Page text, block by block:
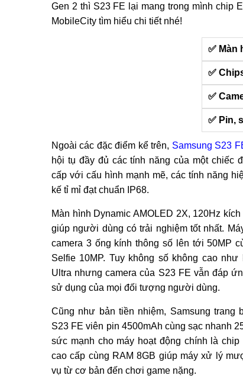
Gen 2 thì S23 FE lại mang trong mình chip
MobileCity tìm hiểu chi tiết nhé!
✅ Màn
✅
✅
✅ Pin,
Ngoài các đặc điểm kể trên, Samsung S23
hội tụ đầy đủ các tính năng của một chiếc
cấp với cấu hình mạnh mẽ, các tính năng
kế tỉ mỉ đạt chuẩn IP68.
Màn hình Dynamic AMOLED 2X, 120Hz
giúp người dùng có trải nghiệm tốt nhất.
camera 3 ống kính thông số lên tới 50MP
Selfie 10MP. Tuy không số không cao như
Ultra nhưng camera của S23 FE vẫn đáp
sử dụng của mọi đối tượng người dùng.
Cũng như bản tiền nhiệm, Samsung trang
S23 FE viên pin 4500mAh cùng sạc nhanh
sức mạnh cho máy hoạt động chính là chip
cao cấp cùng RAM 8GB giúp máy xử lý
vụ từ cơ bản đến chơi game nặng.